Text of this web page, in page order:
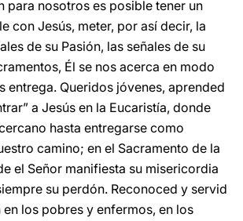
para nosotros es posible tener un
con Jesús, meter, por así decir, la
de su Pasión, las señales de su
Él se nos acerca en modo
entrega. Queridos jóvenes, aprended
a Jesús en la Eucaristía, donde
hasta entregarse como
camino; en el Sacramento de la
el Señor manifiesta su misericordia
su perdón. Reconoced y servid
en los pobres y enfermos, en los